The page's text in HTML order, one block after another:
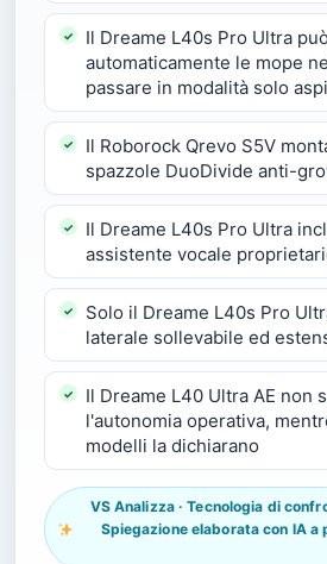
Il Dreame L40s Pro Ultra
automaticamente le mope
passare in modalità solo
Il Roborock Qrevo S5V
spazzole DuoDivide anti-
Il Dreame L40s Pro Ultra
assistente vocale
Solo il Dreame L40s Pro
laterale sollevabile ed
Il Dreame L40 Ultra AE non
l'autonomia operativa,
modelli la dichiarano
VS Analizza · Tecnologia di
Spiegazione elaborata con IA